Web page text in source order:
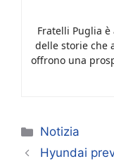
Fratelli Puglia
delle storie che
offrono una
Categorie
Notizia
Hyundai